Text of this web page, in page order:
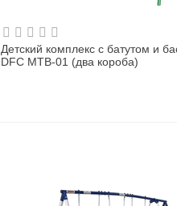
Детский комплекс с батутом и
DFC MTB-01 (два короба)